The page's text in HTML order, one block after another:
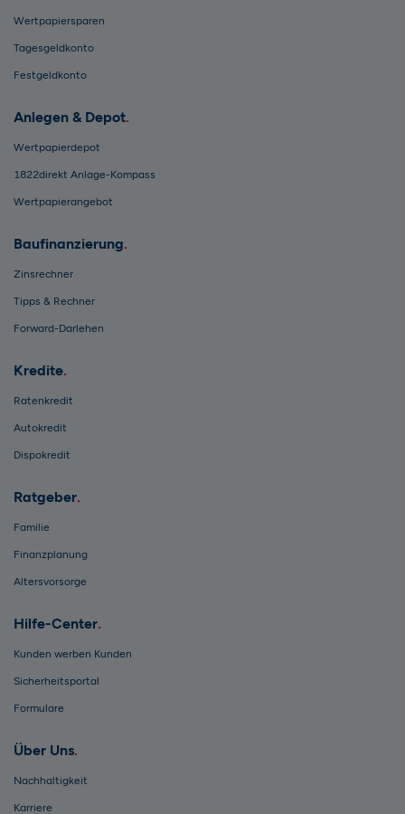
Wertpapiersparen
Tagesgeldkonto
Festgeldkonto
Anlegen & Depot
Wertpapierdepot
1822direkt Anlage-Kompass
Wertpapierangebot
Baufinanzierung
Zinsrechner
Tipps & Rechner
Forward-Darlehen
Kredite
Ratenkredit
Autokredit
Dispokredit
Ratgeber
Familie
Finanzplanung
Altersvorsorge
Hilfe-Center
Kunden werben Kunden
Sicherheitsportal
Formulare
Über Uns
Nachhaltigkeit
Karriere